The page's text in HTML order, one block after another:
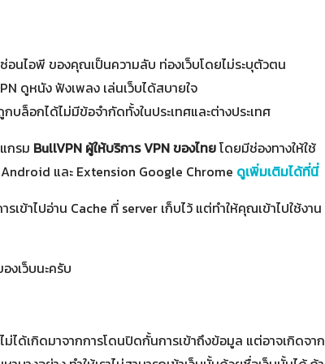
นไอพี ของคุณเป็นความลับ ท่องเว็บโดยไม่ระบุตัวตน
ดูหนัง ฟังเพลง เล่นเว็บได้สบายใจ
บล็อกได้ไม่มีข้อจำกัดทั้งในประเทศและต่างประเทศ
กรม BullVPN ผู้ให้บริการ VPN ของไทยโดยมีช่องทางให้ใช้
Android และ Extension Google Chrome ดูเพิ่มเติมได้ที่นี่
เข้าไปอ่าน Cache ที่ server เก็บไว้ แต่ทำให้คุณเข้าไปใช้งาน
งเว็บนะครับ
ม่ได้เกิดมาจากการโดนปิดกั้นการเข้าถึงข้อมูล แต่อาจเกิดจาก